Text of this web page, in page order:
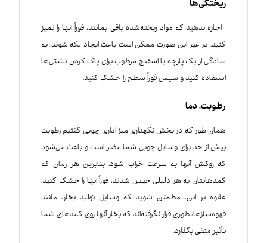
ریختگی‌ها
اجازه ندهید که مواد ریخته‌شده باقی بمانند، فوراً آنها را تمیز
کنید. در غیر این صورت ممکن است باعث ایجاد لکه شوند. به
سادگی از یک پارچه یا اسفنج مرطوب برای پاک کردن نشتی‌ها
استفاده کنید و سپس فوراً سطح را خشک کنید.
رطوبت، دما
همان طور که در بخش نگهداری میز اداری چوبی گفتیم رطوبت
بیش از حد برای وسایل چوبی شما مضر است و باعث می‌شود
که روکش آنها به سرعت خراب شود. بنابراین هر زمان که
کمدهایتان به هر دلیلی خیس شدند، فوراً آنها را خشک کنید.
علاوه بر این، مطمئن شوید که وسایل تولید بخار، مانند
قهوه‌سازها، طوری قرار نگرفته‌اند که بخار آنها روی کمد‌های شما
تأثیر منفی بگذارد.